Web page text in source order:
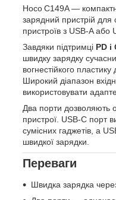
Hoco C149A —
зарядний пристрій для
пристроїв з USB‑A або
Завдяки підтримці PD і
швидку зарядку
вогнестійкого
Широкий діапазон
використовувати
Два порти дозволяють
пристрої. USB‑C порт
сумісних гаджетів, а
швидкої зарядки.
Переваги
Швидка зарядка